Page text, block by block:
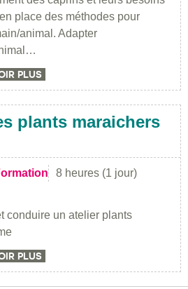
place des méthodes pour
animal. Adapter
PLUS
plants maraichers
8 heures (1 jour)
conduire un atelier plants
PLUS